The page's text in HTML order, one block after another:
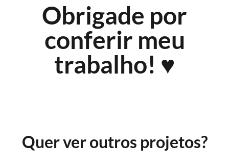
Obrigade por
conferir meu
trabalho! ♥
Quer ver outros projetos?